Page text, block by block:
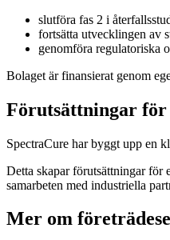
slutföra fas 2 i
fortsätta utvecklingen av
genomföra regulatoriska
Bolaget är finansierat genom
Förutsättningar för
SpectraCure har byggt upp en
Detta skapar förutsättningar för
samarbeten med industriella
Mer om